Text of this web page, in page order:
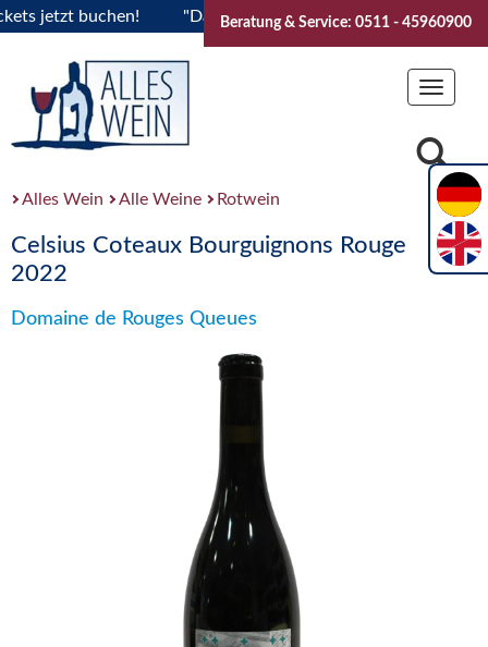
jetzt buchen! "Das Sommerfest 2026" Vive la
Beratung & Service: 0511 - 45960900
Toggle
Alles Wein Alle Weine Rotwein
Celsius Coteaux Bourguignons Rouge
2022
Domaine de Rouges Queues